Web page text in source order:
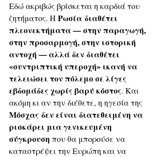
Εδώ ακριβώς βρίσκεται η καρδιά του
ζητήματος. Η Ρωσία διαθέτει
πλεονεκτήματα — στην παραγωγή,
στην προσαρμογή, στην ιστορική
αντοχή — αλλά δεν διαθέτει
«συντριπτική υπεροχή» ικανή να
τελειώσει τον πόλεμο σε λίγες
εβδομάδες χωρίς βαρύ κόστος. Και
ακόμη κι αν την διέθετε, η ηγεσία της
Μόσχας δεν είναι διατεθειμένη να
ρισκάρει μια γενικευμένη
σύγκρουση που θα μπορούσε να
καταστρέψει την Ευρώπη και να